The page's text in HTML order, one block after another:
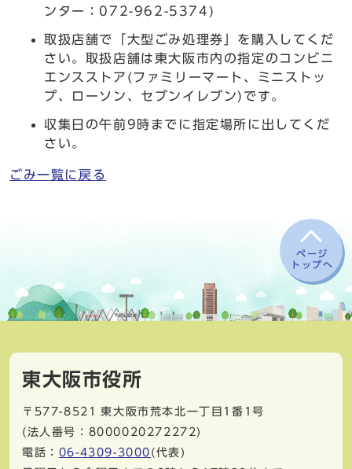
ンター：072-962-5374)
取扱店舗で「大型ごみ処理券」を購入してくだ
さい。取扱店舗は東大阪市内の指定のコンビニ
エンスストア(ファミリーマート、ミニストッ
プ、ローソン、セブンイレブン)です。
収集日の午前9時までに指定場所に出してくだ
さい。
ごみ一覧に戻る
ページ
トップへ
東大阪市役所
〒577-8521
東大阪市荒本北一丁目1番1号
(法人番号：8000020272272)
電話： 06-4309-3000 (代表)